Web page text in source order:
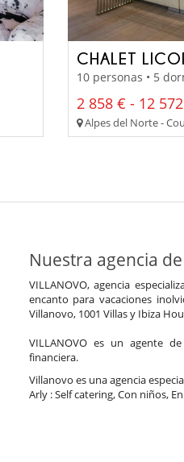
CHALET
10 personas • 5
2 858 € - 12
Alpes del Norte -
Nuestra agencia
VILLANOVO, agencia
encanto para vacaciones
Villanovo, 1001 Villas y Ibiza
VILLANOVO es un agente
financiera.
Villanovo es una agencia
Arly : Self catering, Con niños,